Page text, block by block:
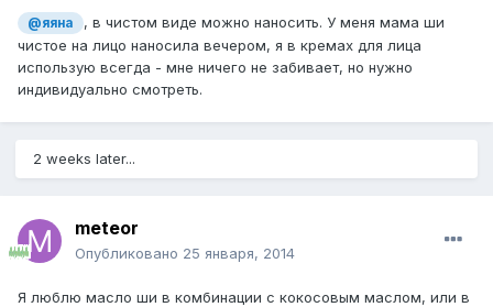
@яяна
, в чистом виде можно наносить. У меня мама ши
чистое на лицо наносила вечером, я в кремах для лица
использую всегда - мне ничего не забивает, но нужно
индивидуально смотреть.
2 weeks later...
meteor
Опубликовано 25 января, 2014
Я люблю масло ши в комбинации с кокосовым маслом, или в